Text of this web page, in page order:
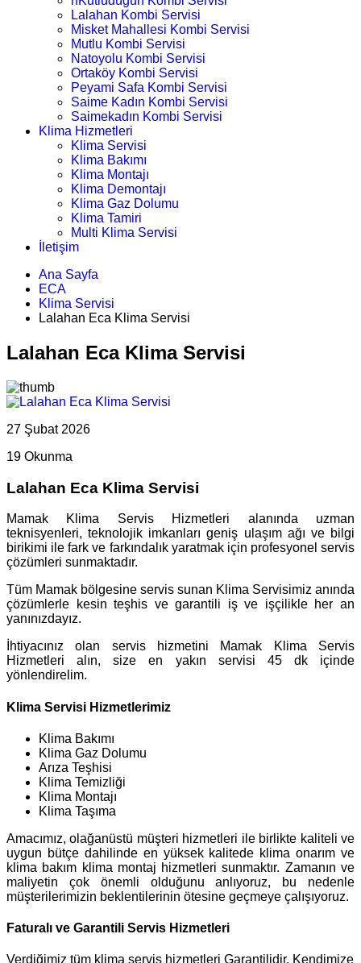
Lalahan Kombi Servisi
Misket Mahallesi Kombi Servisi
Mutlu Kombi Servisi
Natoyolu Kombi Servisi
Ortaköy Kombi Servisi
Peyami Safa Kombi Servisi
Saime Kadın Kombi Servisi
Saimekadın Kombi Servisi
Klima Hizmetleri
Klima Servisi
Klima Bakımı
Klima Montajı
Klima Demontajı
Klima Gaz Dolumu
Klima Tamiri
Multi Klima Servisi
İletişim
Ana Sayfa
ECA
Klima Servisi
Lalahan Eca Klima Servisi
Lalahan Eca Klima Servisi
27 Şubat 2026
19 Okunma
Lalahan Eca Klima Servisi
Mamak Klima Servis Hizmetleri alanında uzman
teknisyenleri, teknolojik imkanları geniş ulaşım ağı ve bilgi
birikimi ile fark ve farkındalık yaratmak için profesyonel servis
çözümleri sunmaktadır.
Tüm Mamak bölgesine servis sunan Klima Servisimiz anında
çözümlerle kesin teşhis ve garantili iş ve işçilikle her an
yanınızdayız.
İhtiyacınız olan servis hizmetini Mamak Klima Servis
Hizmetleri alın, size en yakın servisi 45 dk içinde
yönlendirelim.
Klima Servisi Hizmetlerimiz
Klima Bakımı
Klima Gaz Dolumu
Arıza Teşhisi
Klima Temizliği
Klima Montajı
Klima Taşıma
Amacımız, olağanüstü müşteri hizmetleri ile birlikte kaliteli ve
uygun bütçe dahilinde en yüksek kalitede klima onarım ve
klima bakım klima montaj hizmetleri sunmaktır. Zamanın ve
maliyetin çok önemli olduğunu anlıyoruz, bu nedenle
müşterilerimizin beklentilerinin ötesine geçmeye çalışıyoruz.
Faturalı ve Garantili Servis Hizmetleri
Verdiğimiz tüm klima servis hizmetleri Garantilidir. Kendimize